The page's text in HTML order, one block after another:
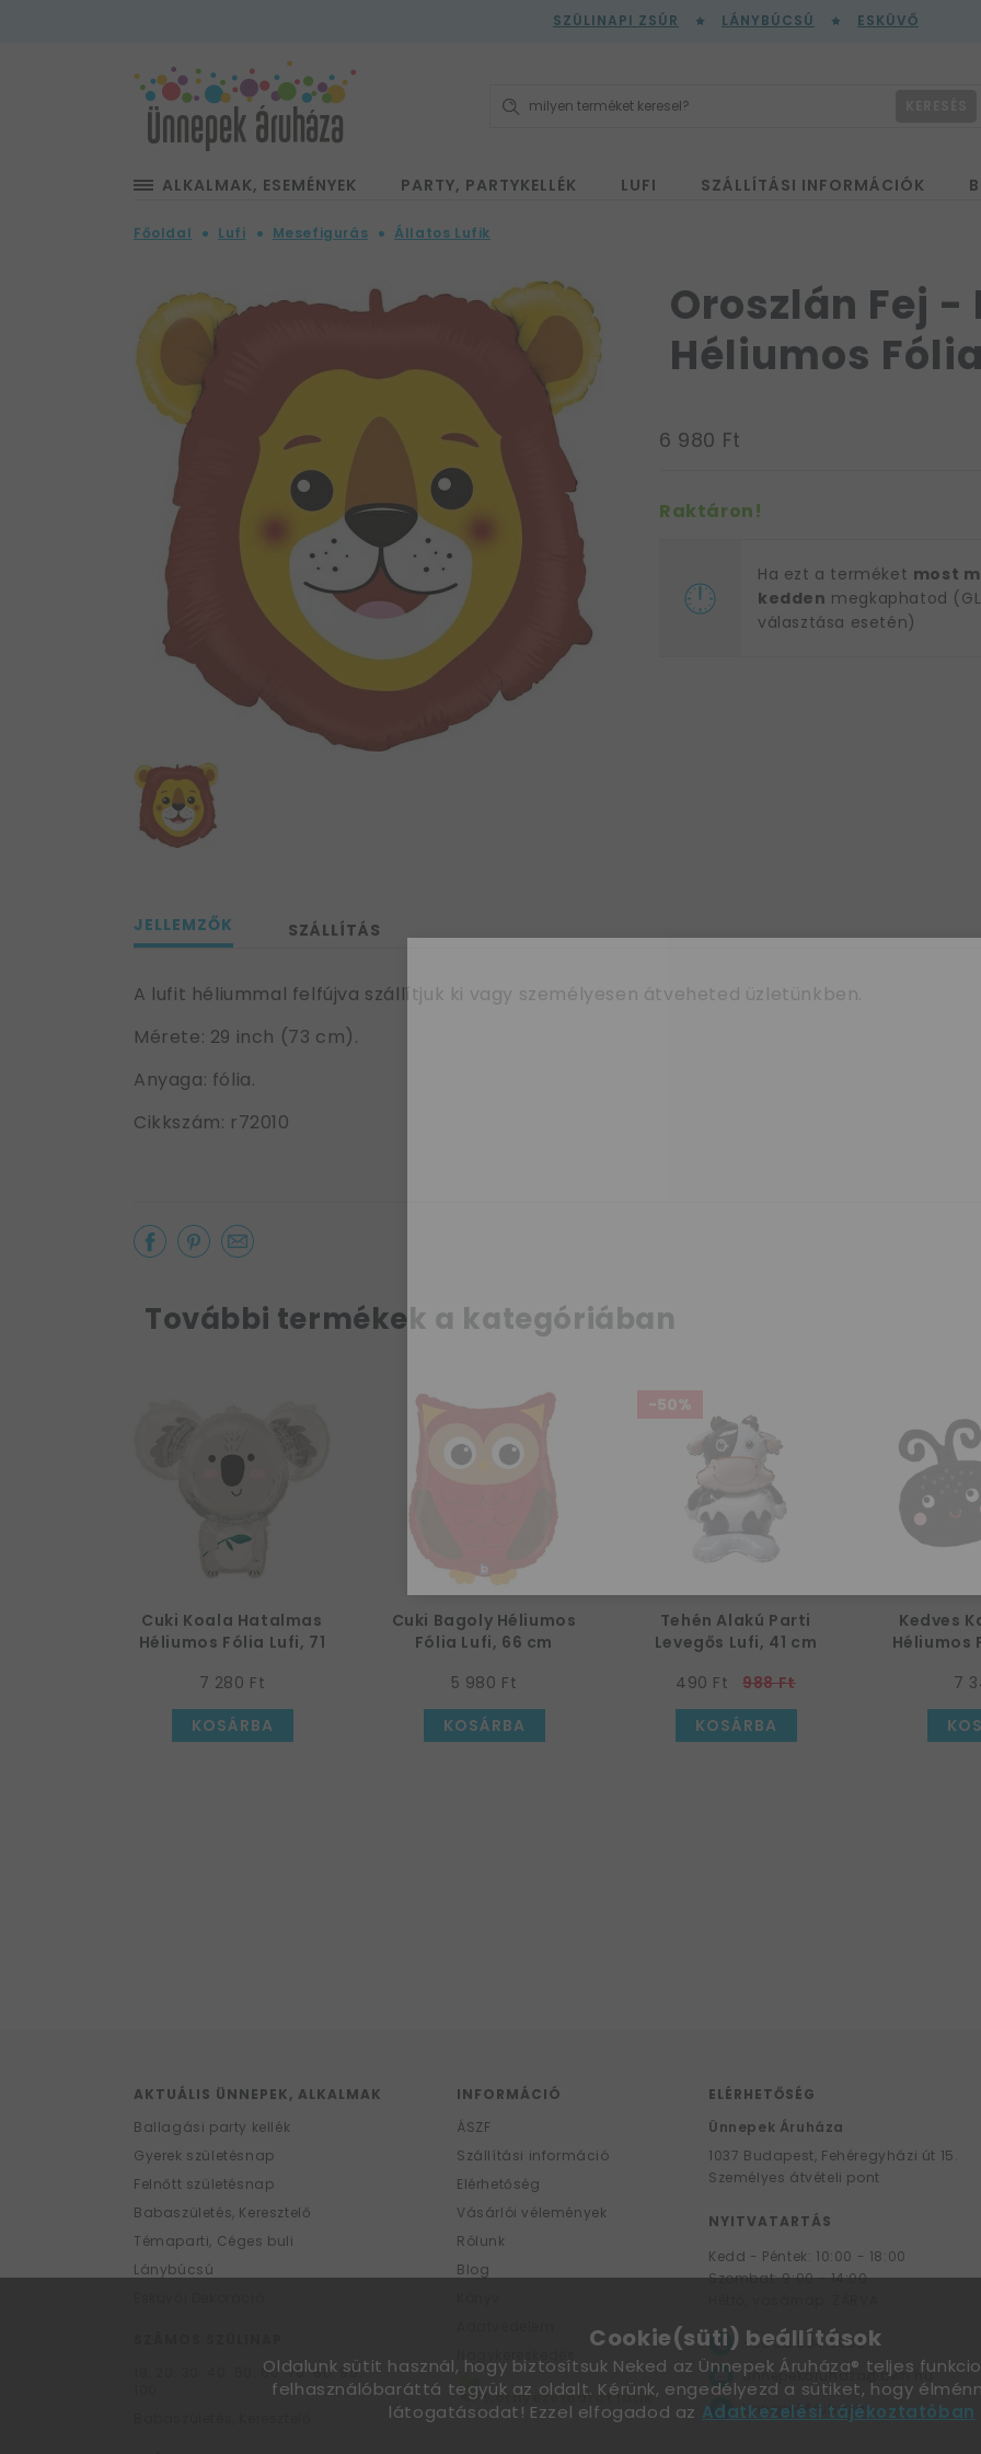
SZÜLINAPI ZSÚR LÁNYBÚCSÚ ESKÜVŐ
ALKALMAK, ESEMÉNYEK PARTY, PARTYKELLÉK LUFI SZÁLLÍTÁSI INFORMÁCIÓK
Főoldal Lufi Mesefigurás Állatos Lufik
Oroszlán Fej -
Héliumos
6 980 Ft
Raktáron!
Ha ezt a terméket most
kedden megkaphatod
választása esetén)
JELLEMZŐK SZÁLLÍTÁS
A lufit héliummal felfújva szállítjuk ki vagy személyesen átveheted üzletünkben.
Mérete: 29 inch (73 cm).
Anyaga: fólia.
Cikkszám: r72010
További termékek a kategóriában
Cuki Koala Hatalmas
Héliumos Fólia Lufi, 71
7 280 Ft
KOSÁRBA
Cuki Bagoly Héliumos
Fólia Lufi, 66 cm
5 980 Ft
KOSÁRBA
-50%
Tehén Alakú Parti
Levegős Lufi, 41 cm
490 Ft
988 Ft
KOSÁRBA
Kedves
Héliumos
7
AKTUÁLIS ÜNNEPEK, ALKALMAK
Ballagási party kellék
Gyerek születésnap
Felnőtt születésnap
Babaszületés, Keresztelő
Témaparti, Céges buli
Lánybúcsú
60.70.80. 90.
INFORMÁCIÓ
ÁSZF
Szállítási információ
Elérhetőség
Vásárlói vélemények
Rólunk
Blog
Környezetbarát lufik
ELÉRHETŐSÉG
Ünnepek Áruháza
1037 Budapest, Fehéregyházi út 15.
Személyes átvételi pont
NYITVATARTÁS
Kedd - Péntek: 10:00 - 18:00
Szombat: 9:00 - 14:00
+36 30 984 6955
unnepekaruhaza@bwh.hu
UnnepekAruhaza
Cookie(süti) beállítások
Oldalunk sütit használ, hogy biztosítsuk Neked az Ünnepek Áruháza® teljes
felhasználóbaráttá tegyük az oldalt. Kérünk, engedélyezd a sütiket, hogy
látogatásodat! Ezzel elfogadod az Adatkezelési tájékoztatóban